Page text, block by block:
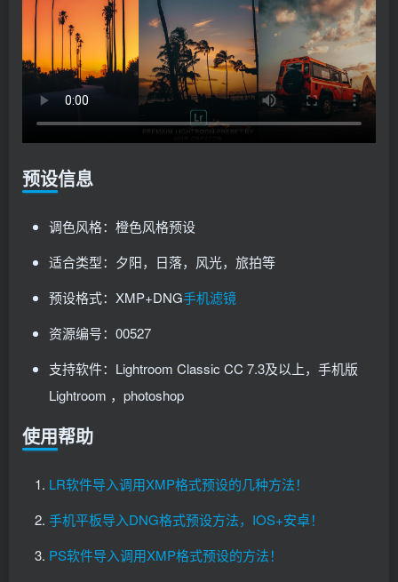
预设信息
调色风格：橙色风格预设
适合类型：夕阳，日落，风光，旅拍等
预设格式：XMP+DNG手机滤镜
资源编号：00527
支持软件：Lightroom Classic CC 7.3及以上，手机版
Lightroom ，photoshop
使用帮助
LR软件导入调用XMP格式预设的几种方法！
手机平板导入DNG格式预设方法，IOS+安卓！
PS软件导入调用XMP格式预设的方法！